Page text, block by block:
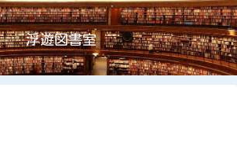
浮遊図書室